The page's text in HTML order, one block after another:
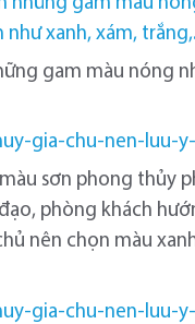
gam màu nóng
sơn phong thủy
phòng khách
nên chọn màu